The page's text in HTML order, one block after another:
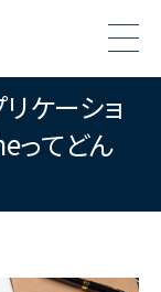
ケーショ
ってどん